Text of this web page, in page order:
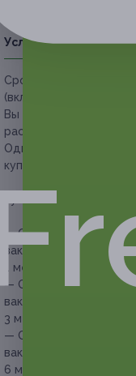
Условия Описание
Срок действия купонов:
(включительно).
Вы можете
распечатанном виде.
Один человек может
купонов для себя или в
— Скидка 90% на
вакуумно-роликового
1 месяца (990 руб.
— Скидка 90% на
вакуумно-роликового
3 месяцев (1590 руб.
— Скидка 90% на
вакуумно-роликового
6 месяцев (2090 руб.